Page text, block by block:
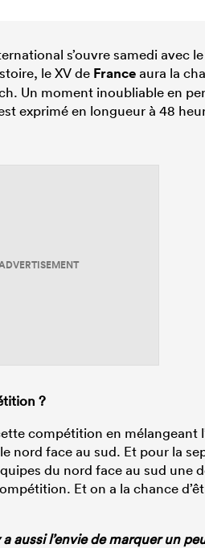
s’ouvre samedi avec
le XV de Franceaura la
Un moment inoubliable en
exprimé en longueur à 48
?
compétition en mélangeant
nord face au sud. Et pour la
du nord face au sud une
Et on a la chance
aussi l’envie de marquer un